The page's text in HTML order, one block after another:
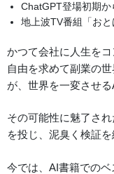
ChatGPT登場初期
地上波TV番組「お
かつて会社に人生を
自由を求めて副業の
が、世界を一変させる
その可能性に魅了さ
を投じ、泥臭く検証を
今では、AI書籍での